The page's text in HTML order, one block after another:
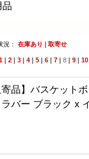
品
在庫あり 取寄せ
2 3 4| 5 6 7 8 9 10
寄品】バスケット
ラバー ブラック x